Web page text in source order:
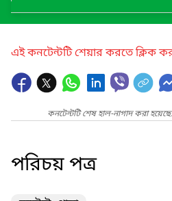
এই কনটেন্টটি শেয়ার করতে ক্লিক
কনটেন্টটি শেষ হাল-নাগাদ করা
পরিচয় পত্র